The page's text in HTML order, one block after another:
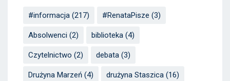
#informacja (217) #RenataPisze (3)
Absolwenci (2) biblioteka (4)
Czytelnictwo (2) debata (3)
Drużyna Marzeń (4) drużyna Staszica (16)